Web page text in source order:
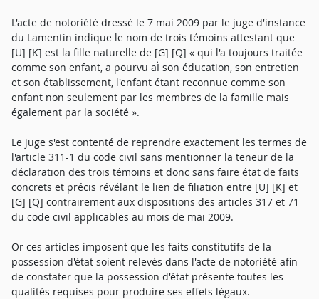
L'acte de notoriété dressé le 7 mai 2009 par le juge d'instance
du Lamentin indique le nom de trois témoins attestant que
[U] [K] est la fille naturelle de [G] [Q] « qui l'a toujours traitée
comme son enfant, a pourvu aÌ son éducation, son entretien
et son établissement, l'enfant étant reconnue comme son
enfant non seulement par les membres de la famille mais
également par la société ».
Le juge s'est contenté de reprendre exactement les termes de
l'article 311-1 du code civil sans mentionner la teneur de la
déclaration des trois témoins et donc sans faire état de faits
concrets et précis révélant le lien de filiation entre [U] [K] et
[G] [Q] contrairement aux dispositions des articles 317 et 71
du code civil applicables au mois de mai 2009.
Or ces articles imposent que les faits constitutifs de la
possession d'état soient relevés dans l'acte de notoriété afin
de constater que la possession d'état présente toutes les
qualités requises pour produire ses effets légaux.